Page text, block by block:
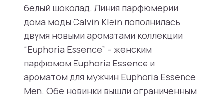
белый шоколад. Линия парфюмерии
дома моды Calvin Klein пополнилась
двумя новыми ароматами коллекции
“Euphoria Essence” – женским
парфюмом Euphoria Essence и
ароматом для мужчин Euphoria Essence
Men. Обе новинки вышли ограниченным